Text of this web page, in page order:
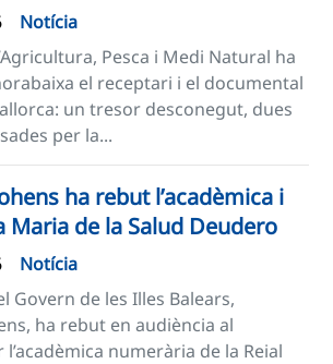
Notícia
Pesca i Medi Natural ha
el receptari i el documental
un tresor desconegut, dues
per la...
ha rebut l’acadèmica i
Maria de la Salud Deudero
Notícia
Govern de les Illes Balears,
ha rebut en audiència al
numerària de la Reial